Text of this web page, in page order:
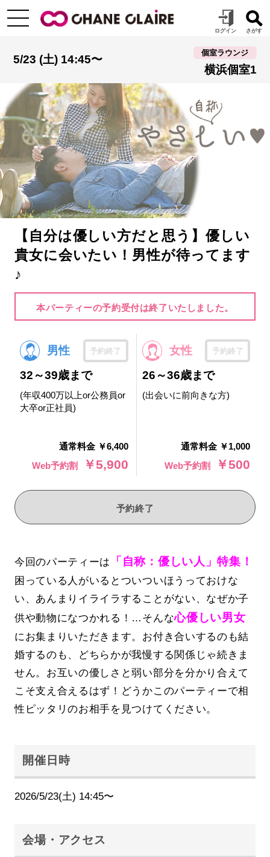
5/23 (土) 14:45〜
個室ラウンジ
横浜個室1
【自分は優しい方だと思う】優しい
貴女に会いたい！男性が待ってます
♪
本パーティーの予約受付は終了いたしました。
男性 予約終了
32～39歳まで
(年収400万以上or公務員or
大卒or正社員)
通常料金 ￥6,400
Web予約割
￥5,900
女性 予約終了
26～36歳まで
(出会いに前向きな方)
通常料金 ￥1,000
Web予約割
￥500
予約終了
今回のパーティーは 「自称：優しい人」特集！
困っている人がいるとついついほうっておけな
い、あんまりイライラすることがない、なぜか子
供や動物になつかれる！…そんな心優しい男女
にお集まりいただきます。お付き合いするのも結
婚するのも、どちらかが我慢する関係じゃ続きま
せん。お互いの優しさと弱い部分を分かり合えて
こそ支え合えるはず！どうかこのパーティーで相
性ピッタリのお相手を見つけてください。
開催日時
2026/5/23(土) 14:45〜
会場・アクセス